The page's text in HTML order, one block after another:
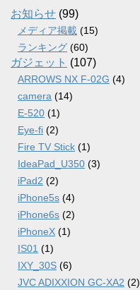
ブ
お知らせ (99)
メディア掲載 (15)
ランキング (60)
ガジェット (107)
ARROWS NX F-02G (4)
camera (14)
E-520 (1)
Eye-fi (2)
Fire TV Stick (1)
IdeaPad_U350 (3)
iPad2 (2)
iPhone5s (4)
iPhone6s (2)
iPhoneX (1)
IS01 (1)
IXY_30S (6)
JVC ADIXXION GC-XA2 (2)